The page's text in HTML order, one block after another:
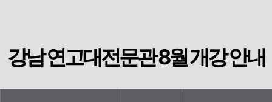
강남 연고대전문관 8월 개강 안내